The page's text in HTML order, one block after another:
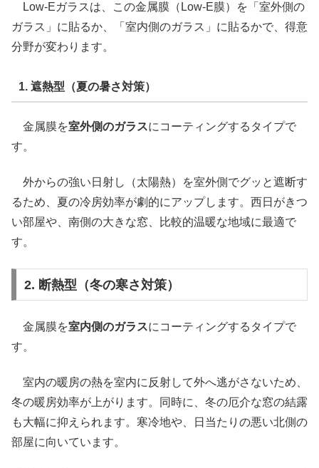
Low-Eガラスは、この金属膜（Low-E膜）を「室外側の
ガラス」に貼るか、「室内側のガラス」に貼るかで、得意
分野が変わります。
1. 遮熱型（夏の暑さ対策）
金属膜を室外側のガラスにコーティングするタイプで
す。
外からの強い日射し（太陽熱）を室外側でグッと遮断す
るため、夏の冷房効率が劇的にアップします。西日がきつ
い部屋や、南側の大きな窓、比較的温暖な地域に最適で
す。
2. 断熱型（冬の寒さ対策）
金属膜を室内側のガラスにコーティングするタイプで
す。
室内の暖房の熱を室内に反射して外へ逃がさないため、
冬の暖房効率が上がります。同時に、冬の厄介な窓の結露
も大幅に抑えられます。寒冷地や、日当たりの悪い北側の
部屋に向いています。